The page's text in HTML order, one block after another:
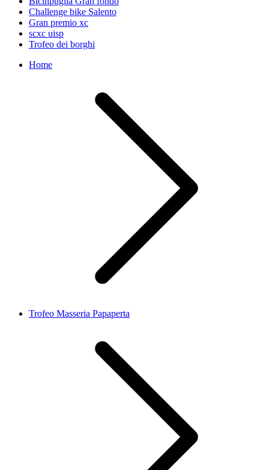
Challenge bike Salento
Gran premio xc
scxc uisp
Trofeo dei borghi
Home
Trofeo Masseria Papaperta